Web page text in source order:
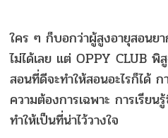
ใคร ๆ ก็บอกว่าผู้สูงอายุสอนย
ไม่ได้เลย แต่ OPPY CLUB พิ
สอนที่ดีจะทำให้สอนอะไรก็ได้
ความต้องการเฉพาะ การเรีย
ทำให้เป็นที่น่าไว้วางใจ